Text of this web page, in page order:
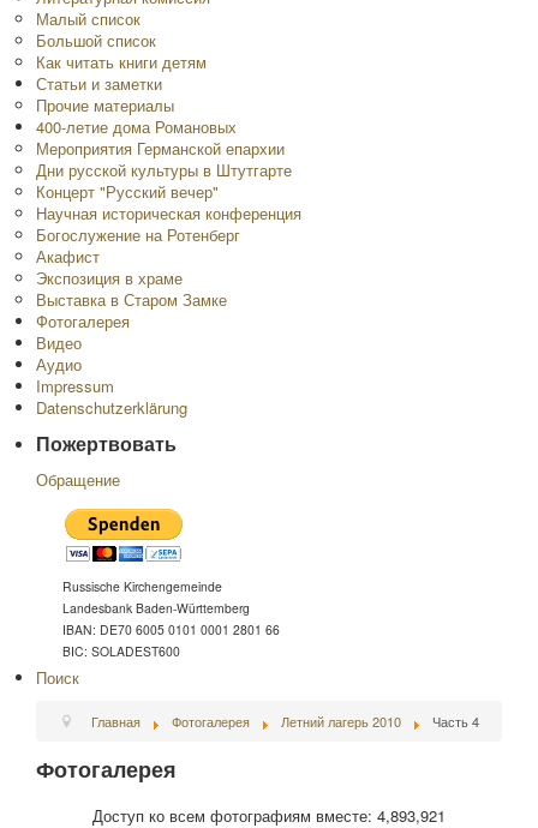
Малый список
Большой список
Как читать книги детям
Статьи и заметки
Прочие материалы
400-летие дома Романовых
Мероприятия Германской епархии
Дни русской культуры в Штутгарте
Концерт "Русский вечер"
Научная историческая конференция
Богослужение на Ротенберг
Акафист
Экспозиция в храме
Выставка в Старом Замке
Фотогалерея
Видео
Аудио
Impressum
Datenschutzerklärung
Пожертвовать
Обращение
Russische Kirchengemeinde
Landesbank Baden-Württemberg
IBAN: DE70 6005 0101 0001 2801 66
BIC: SOLADEST600
Поиск
Главная Фотогалерея Летний лагерь 2010 Часть 4
Фотогалерея
Доступ ко всем фотографиям вместе: 4,893,921